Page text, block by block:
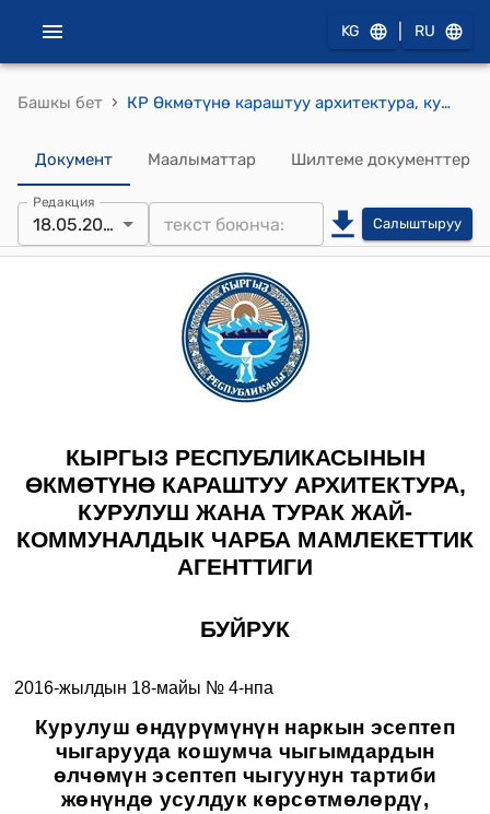
KG RU
Башкы бет › КР Өкмөтүнө караштуу архитектура, курулуш жана турак жай-коммуналдык чарба мамлекеттик агенттигинин 2016-жылдын 18-майындагы № 4-нпа "Курулуш өндүрүмүнүн наркын эсептеп чыгарууда кошумча чыгымдардын өлчөмүн эсептеп чыгуунун тартиби жөнүндө усулдук көрсөтмөлөрдү, Курулуштагы сметалык пайданын өлчөмүн аныктоо боюнча усулдук көрсөтмөлөрдү, Кыргыз Республикасынын аймагында курулуштун наркын аныктоочу усулдук көрсөтмөлөрдү бекитүү тууралуу" буйругу
Документ Маалыматтар Шилтеме документтер
Редакция
18.05.2016 Салыштыруу